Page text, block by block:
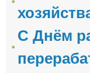
С Днём